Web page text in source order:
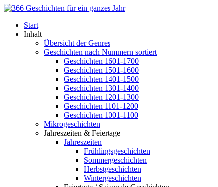
Start
Inhalt
Übersicht der Genres
Geschichten nach Nummern sortiert
Geschichten 1601-1700
Geschichten 1501-1600
Geschichten 1401-1500
Geschichten 1301-1400
Geschichten 1201-1300
Geschichten 1101-1200
Geschichten 1001-1100
Mikrogeschichten
Jahreszeiten & Feiertage
Jahreszeiten
Frühlingsgeschichten
Sommergeschichten
Herbstgeschichten
Wintergeschichten